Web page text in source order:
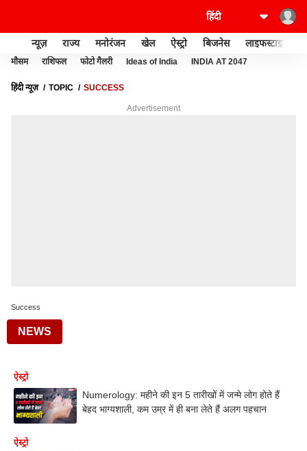
न्यूज़ राज्य मनोरंजन खेल ऐस्ट्रो बिजनेस लाइफस्टाइल
मौसम राशिफल फोटो गैलरी Ideas of India INDIA AT 2047
हिंदी न्यूज़ TOPIC SUCCESS
Advertisement
Success
NEWS
ऐस्ट्रो
Numerology: महीने की इन 5 तारीखों में जन्मे लोग होते हैं
बेहद भाग्यशाली, कम उम्र में ही बना लेते हैं अलग पहचान
ऐस्ट्रो